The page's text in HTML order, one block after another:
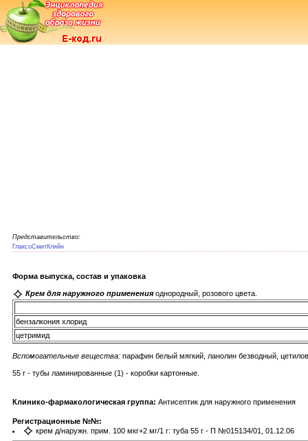
Представительство:
ГлаксоСмитКляйн
Форма выпуска, состав и упаковка
Крем для наружного примененияоднородный, розового цвета.
бензалкония хлорид
цетримид
Вспомогательные вещества: парафин белый мягкий, ланолин безводный,
55 г - тубы ламинированные (1) - коробки картонные.
Клинико-фармакологическая группа: Антисептик для наружного применения
Регистрационные №№:
крем д/наружн. прим. 100 мкг+2 мг/1 г: туба 55 г - П №015134/01, 01.12.06